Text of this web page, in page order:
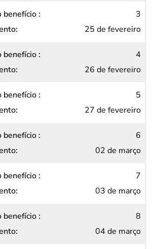
3
25 de fevereiro
4
26 de fevereiro
5
27 de fevereiro
6
02 de março
7
03 de março
8
04 de março